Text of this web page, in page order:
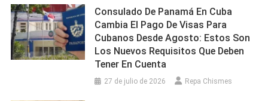
Consulado De Panamá En Cuba
Cambia El Pago De Visas Para
Cubanos Desde Agosto: Estos Son
Los Nuevos Requisitos Que Deben
Tener En Cuenta
27 de julio de 2026 Repa Chismes